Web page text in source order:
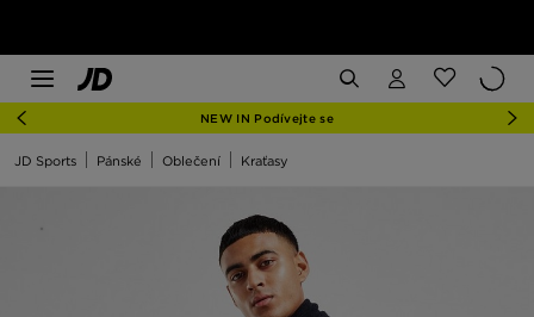
NEW IN Podívejte se
JD Sports Pánské Oblečení Kraťasy